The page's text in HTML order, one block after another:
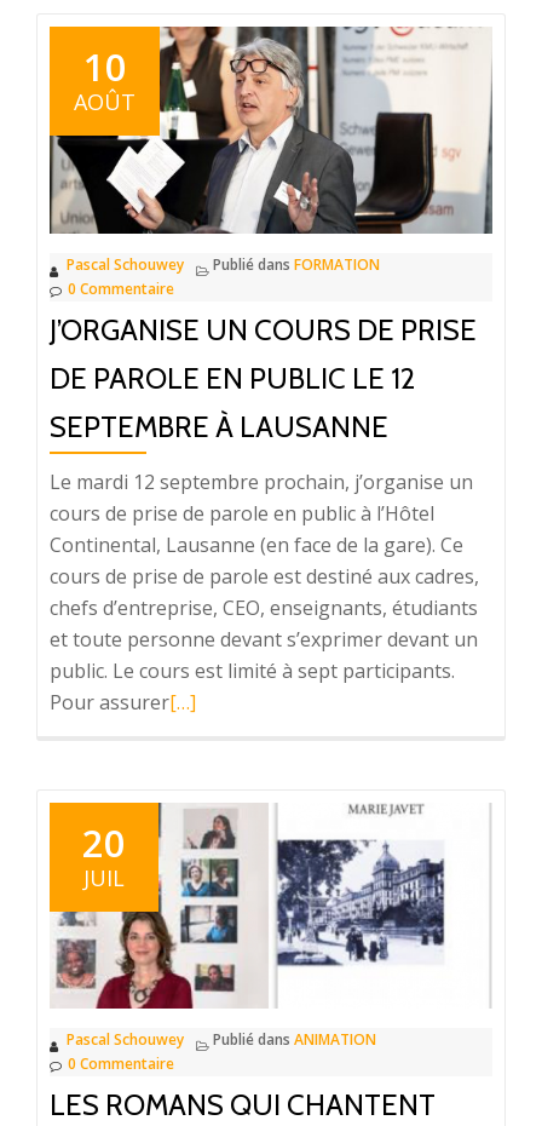
10
AOÛT
Pascal Schouwey Publié dans FORMATION
0 Commentaire
J’ORGANISE UN COURS DE PRISE
DE PAROLE EN PUBLIC LE 12
SEPTEMBRE À LAUSANNE
Le mardi 12 septembre prochain, j’organise un
cours de prise de parole en public à l’Hôtel
Continental, Lausanne (en face de la gare). Ce
cours de prise de parole est destiné aux cadres,
chefs d’entreprise, CEO, enseignants, étudiants
et toute personne devant s’exprimer devant un
public. Le cours est limité à sept participants.
Pour assurerEn
surJ’organise
cours
de
prise
de
parole
en
public
12
[…]
20
JUIL
Pascal Schouwey Publié dans ANIMATION
0 Commentaire
LES ROMANS QUI CHANTENT